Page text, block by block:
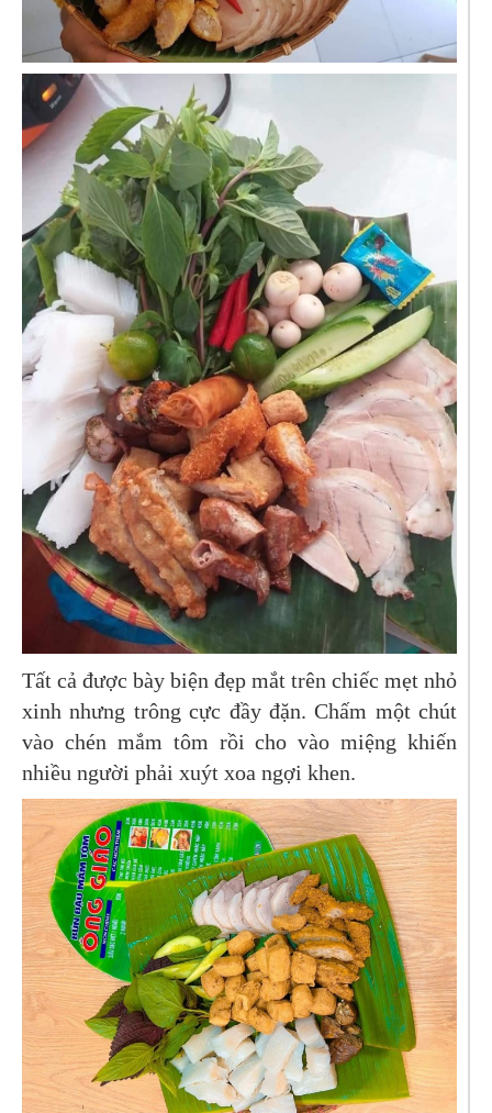
Tất cả được bày biện đẹp mắt trên chiếc mẹt nhỏ
xinh nhưng trông cực đầy đặn. Chấm một chút
vào chén mắm tôm rồi cho vào miệng khiến
nhiều người phải xuýt xoa ngợi khen.